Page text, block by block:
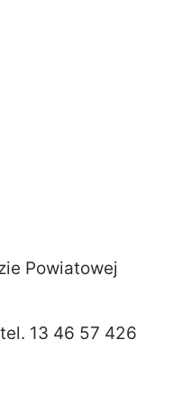
Powiatowej
13 46 57 426